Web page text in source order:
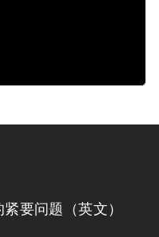
要问题（英文）